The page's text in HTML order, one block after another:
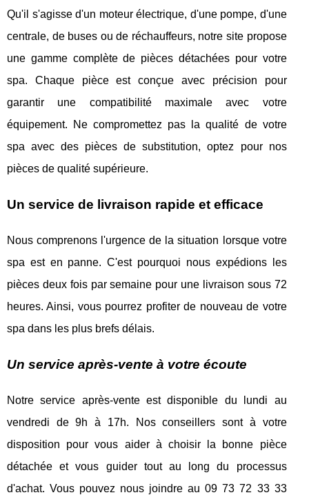
Qu'il s'agisse d'un moteur électrique, d'une pompe, d'une
centrale, de buses ou de réchauffeurs, notre site propose
une gamme complète de pièces détachées pour votre
spa. Chaque pièce est conçue avec précision pour
garantir une compatibilité maximale avec votre
équipement. Ne compromettez pas la qualité de votre
spa avec des pièces de substitution, optez pour nos
pièces de qualité supérieure.
Un service de livraison rapide et efficace
Nous comprenons l'urgence de la situation lorsque votre
spa est en panne. C'est pourquoi nous expédions les
pièces deux fois par semaine pour une livraison sous 72
heures. Ainsi, vous pourrez profiter de nouveau de votre
spa dans les plus brefs délais.
Un service après-vente à votre écoute
Notre service après-vente est disponible du lundi au
vendredi de 9h à 17h. Nos conseillers sont à votre
disposition pour vous aider à choisir la bonne pièce
détachée et vous guider tout au long du processus
d'achat. Vous pouvez nous joindre au 09 73 72 33 33